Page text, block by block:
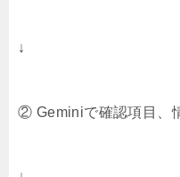
↓
② Geminiで確認項目、